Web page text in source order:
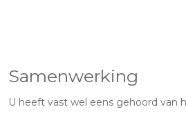
Samenwerking
U heeft vast wel eens gehoord van